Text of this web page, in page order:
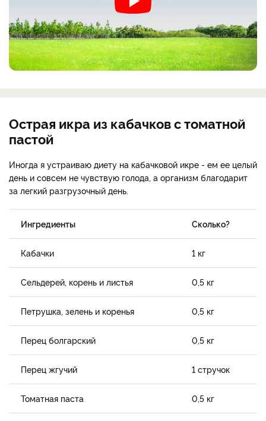
Острая икра из кабачков с томатной
пастой
Иногда я устраиваю диету на кабачковой икре - ем ее целый
день и совсем не чувствую голода, а организм благодарит
за легкий разгрузочный день.
Ингредиенты Сколько?
Кабачки 1 кг
Сельдерей, корень и листья 0,5 кг
Петрушка, зелень и коренья 0,5 кг
Перец болгарский 0,5 кг
Перец жгучий 1 стручок
Томатная паста 0,5 кг